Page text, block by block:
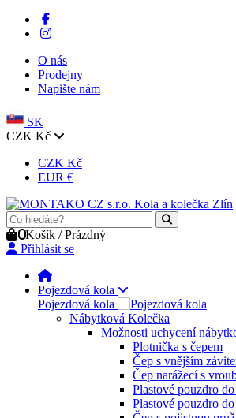
O nás
Prodejny
Napište nám
SK
CZK Kč
CZK Kč
EUR €
0Košík /Prázdný
Přihlásit se
Pojezdová kola
Pojezdová kola
Nábytková Kolečka
Možnosti uchycení
Plotnička s čepem
Čep s vnějším
Čep narážecí s
Plastové pouzdro
Plastové pouzdro